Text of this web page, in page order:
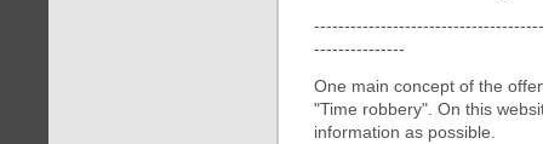
---------------
One main concept of the
"Time robbery". On this
information as possible.